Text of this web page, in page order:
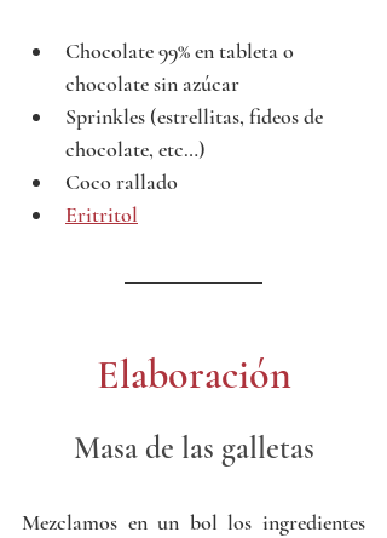
Chocolate 99% en tableta o
chocolate sin azúcar
Sprinkles (estrellitas, fideos de
chocolate, etc…)
Coco rallado
Eritritol
Elaboración
Masa de las galletas
Mezclamos en un bol los ingredientes